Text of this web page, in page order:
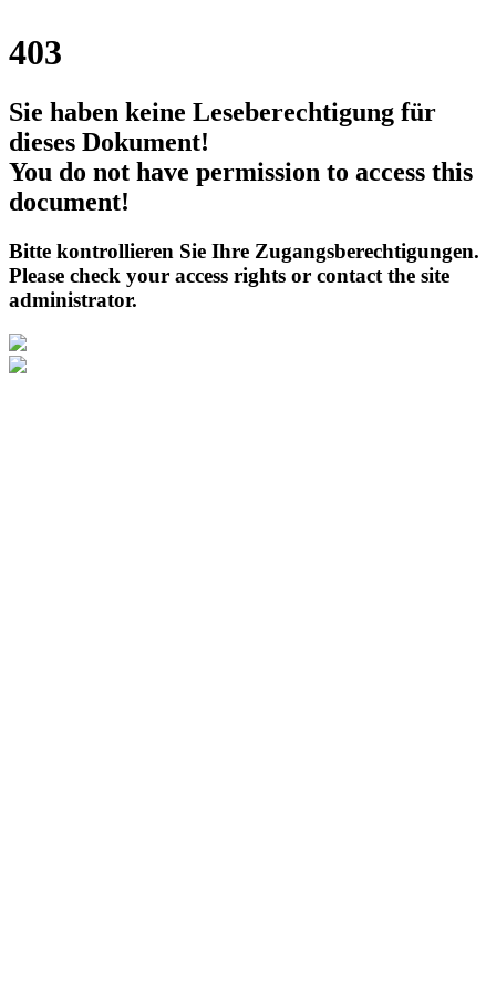
403
Sie haben keine Leseberechtigung für
dieses Dokument!
You do not have permission to access this
document!
Bitte kontrollieren Sie Ihre Zugangsberechtigungen.
Please check your access rights or contact the site
administrator.